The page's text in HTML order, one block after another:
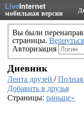
LiveInternet
мобильная версия
Вы были
страницы.
Авторизация
Дневник
Лента друзей /
Добавить в друзья
Страницы: раньше»